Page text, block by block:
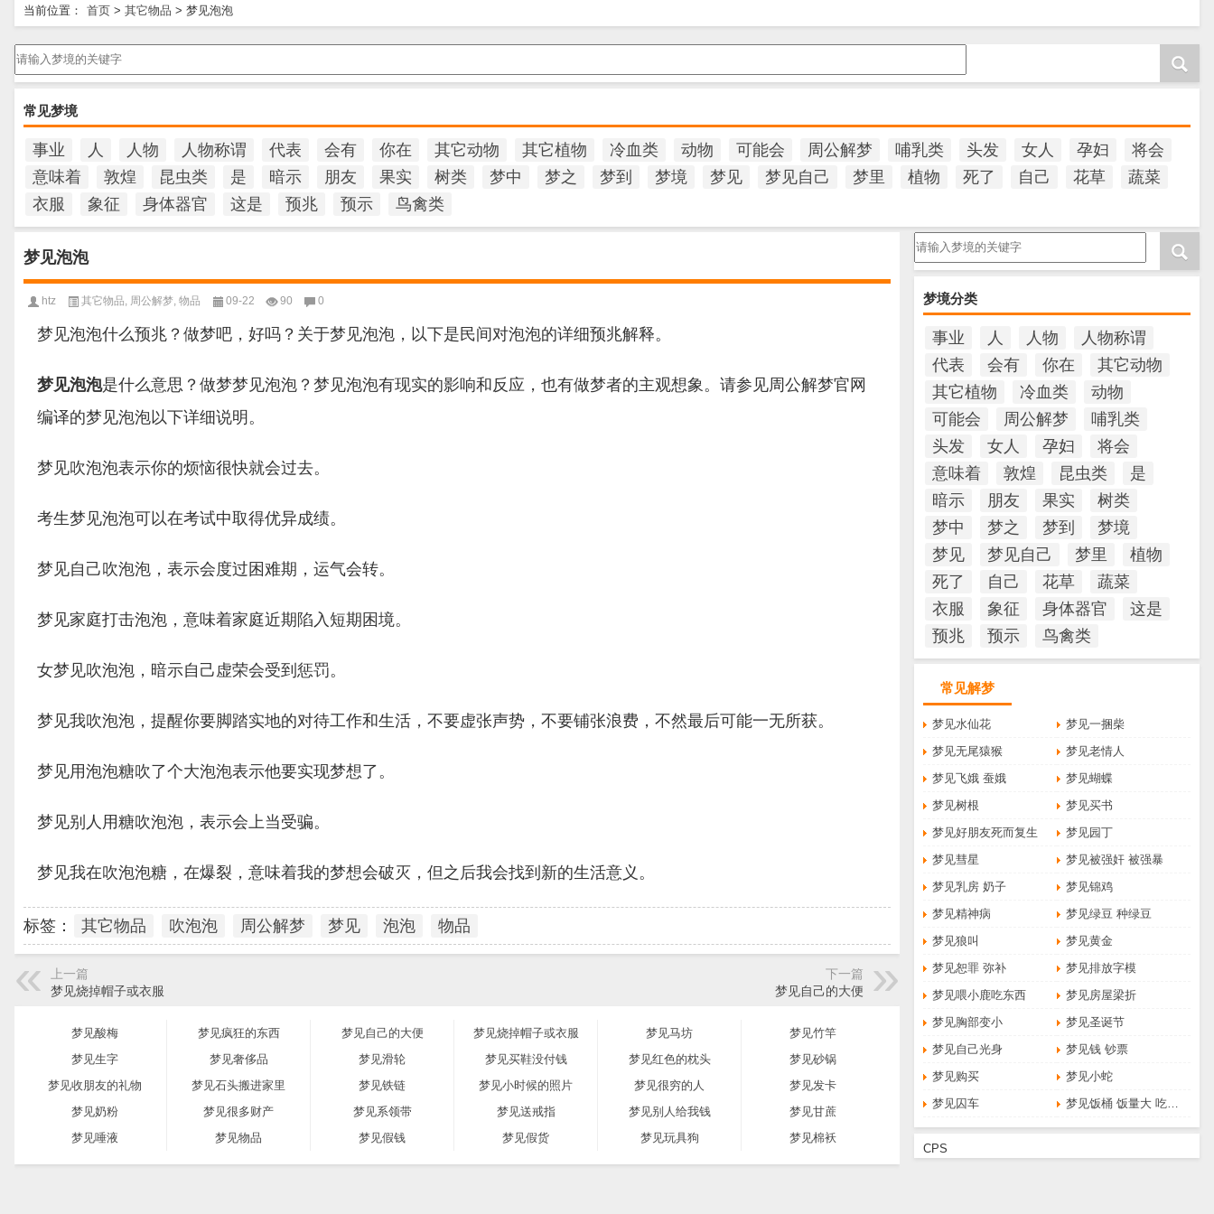
当前位置： 首页 > 其它物品 > 梦见泡泡
请输入梦境的关键字
常见梦境
事业 人 人物 人物称谓 代表 会有 你在 其它动物 其它植物 冷血类 动物 可能会 周公解梦 哺乳类 头发 女人 孕妇
将会
意味着
敦煌 昆虫类 是 暗示 朋友 果实 树类 梦中 梦之 梦到 梦境 梦见 梦见自己 梦里 植物 死了 自己 花草
蔬菜
衣服
象征 身体器官 这是 预兆 预示 鸟禽类
请输入梦境的关键字
梦境分类
事业 人 人物
人物称谓
代表
会有 你在
其它动物
其它植物
冷血类
动物
可能会
周公解梦
哺乳类
头发
女人 孕妇
将会
意味着
敦煌 昆虫类
是
暗示
朋友 果实
树类
梦中
梦之 梦到
梦境
梦见
梦见自己 梦里
植物
死了
自己 花草
蔬菜
衣服
象征 身体器官
这是
预兆
预示 鸟禽类
常见解梦
梦见水仙花
梦见一捆柴
梦见无尾猿猴
梦见老情人
梦见飞娥 蚕娥
梦见蝴蝶
梦见树根
梦见买书
梦见好朋友死而复生
梦见园丁
梦见彗星
梦见被强奸 被强暴
梦见乳房 奶子
梦见锦鸡
梦见精神病
梦见绿豆 种绿豆
梦见狼叫
梦见黄金
梦见恕罪 弥补
梦见排放字模
梦见喂小鹿吃东西
梦见房屋梁折
梦见胸部变小
梦见圣诞节
梦见自己光身
梦见钱 钞票
梦见购买
梦见小蛇
梦见囚车
梦见饭桶 饭量大 吃得多
CPS
梦见泡泡
htz 其它物品, 周公解梦, 物品 09-22 90 0
梦见泡泡什么预兆？做梦吧，好吗？关于梦见泡泡，以下是民间对泡泡的详细预兆解释。
梦见泡泡是什么意思？做梦梦见泡泡？梦见泡泡有现实的影响和反应，也有做梦者的主观想象。请参见周公解梦官网
编译的梦见泡泡以下详细说明。
梦见吹泡泡表示你的烦恼很快就会过去。
考生梦见泡泡可以在考试中取得优异成绩。
梦见自己吹泡泡，表示会度过困难期，运气会转。
梦见家庭打击泡泡，意味着家庭近期陷入短期困境。
女梦见吹泡泡，暗示自己虚荣会受到惩罚。
梦见我吹泡泡，提醒你要脚踏实地的对待工作和生活，不要虚张声势，不要铺张浪费，不然最后可能一无所获。
梦见用泡泡糖吹了个大泡泡表示他要实现梦想了。
梦见别人用糖吹泡泡，表示会上当受骗。
梦见我在吹泡泡糖，在爆裂，意味着我的梦想会破灭，但之后我会找到新的生活意义。
标签： 其它物品 吹泡泡 周公解梦 梦见 泡泡 物品
上一篇
梦见烧掉帽子或衣服
下一篇
梦见自己的大便
梦见酸梅 梦见疯狂的东西 梦见自己的大便 梦见烧掉帽子或衣服 梦见马坊
梦见竹竿
梦见生字
梦见奢侈品 梦见滑轮 梦见买鞋没付钱 梦见红色的枕头
梦见砂锅
梦见收朋友的礼物
梦见石头搬进家里 梦见铁链 梦见小时候的照片 梦见很穷的人
梦见发卡
梦见奶粉
梦见很多财产 梦见系领带 梦见送戒指 梦见别人给我钱
梦见甘蔗
梦见唾液
梦见物品 梦见假钱 梦见假货 梦见玩具狗 梦见棉袄